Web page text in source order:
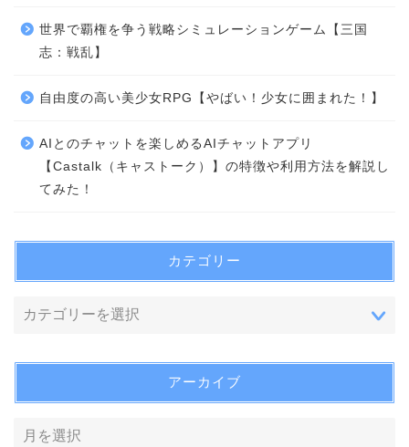
世界で覇権を争う戦略シミュレーションゲーム【三国
志：戦乱】
自由度の高い美少女RPG【やばい！少女に囲まれた！】
AIとのチャットを楽しめるAIチャットアプリ
【Castalk（キャストーク）】の特徴や利用方法を解説し
てみた！
カテゴリー
アーカイブ